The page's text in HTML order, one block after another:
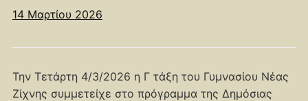
14 Μαρτίου 2026
Την Τετάρτη 4/3/2026 η Γ τάξη του Γυμνασίου Νέας
Ζίχνης συμμετείχε στο πρόγραμμα της Δημόσιας